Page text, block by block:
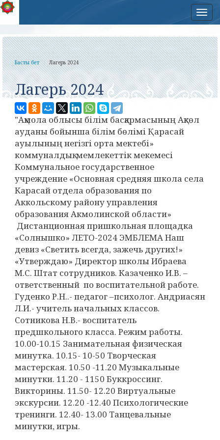
Басты бет Лагерь 2024
Лагерь 2024
"Ақмола облысы білім басқармасының Ақкөл
ауданы бойынша білім бөлімі Қарасай
ауылының негізгі орта мектебі»
коммуналдық мемлекеттік мекемесі
Коммунальное государственное
учреждение «Основная средняя школа села
Карасай отдела образования по
Аккольскому району управления
образования Акмолинской области»
Дистанционная пришкольная площадка
«Солнышко» ЛЕТО-2024 ЭМБЛЕМА Наш
девиз «Светить всегда, зажечь других!»
«Утверждаю» Директор школы Ибраева
М.С. Штат сотрудников. Казаченко И.В. –
ответственный по воспитательной работе.
Гуденко Р.Н..- педагог –психолог. Андриасян
Л.И.- учитель начальных классов.
Сотникова Н.В.- воспитатель
предшкольного класса. Режим работы.
10.00-10.15 Занимательная физическая
минутка. 10.15- 10-50 Творческая
мастерская. 10.50 -11.20 Музыкальные
минутки. 11.20 - 1150 Буккроссинг.
Викторины. 11.50- 12.20 Виртуальные
экскурсии. 12.20 -12.40 Психологические
тренинги. 12.40- 13.00 Танцевальные
минутки, игры.